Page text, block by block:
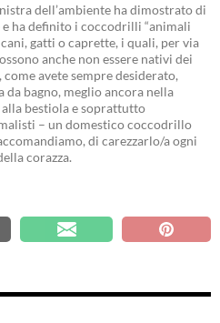
dell’ambiente ha dimostrato di
ha definito i coccodrilli “animali
gatti o caprette, i quali, per via
anche non essere nativi dei
avete sempre desiderato,
da bagno, meglio ancora nella
alla bestiola e soprattutto
– un domestico coccodrillo
di carezzarlo/a ogni
corazza.